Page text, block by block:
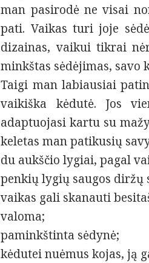
man pasirodė ne visai
pati. Vaikas turi joje
dizainas, vaikui tikrai
minkštas sėdėjimas, savo
Taigi man labiausiai
vaikiška kėdutė. Jos
adaptuojasi kartu su
keletas man patikusių
du aukščio lygiai, pagal
penkių lygių saugos diržų
vaikas gali skanauti
valoma;
paminkštinta sėdynė;
kėdutei nuėmus kojas, ją